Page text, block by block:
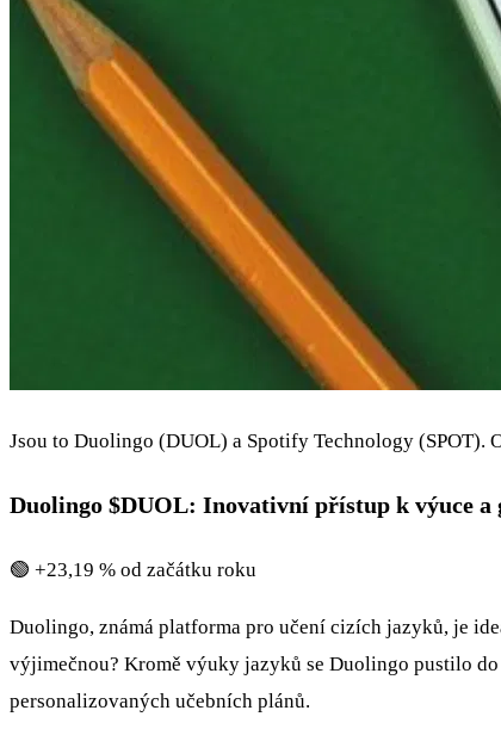
Jsou to Duolingo (DUOL) a Spotify Technology
Duolingo $DUOL: Inovativní přístup k výuce a
🟢 +23,19 % od začátku roku
Duolingo, známá platforma pro učení cizích jazyků, je
výjimečnou? Kromě výuky jazyků se Duolingo pustilo
personalizovaných učebních plánů.